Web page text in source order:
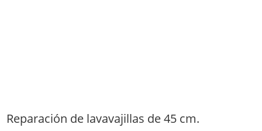
Reparación de lavavajillas de 45 cm.